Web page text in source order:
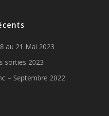
au 21 Mai 2023
sorties 2023
– Septembre 2022